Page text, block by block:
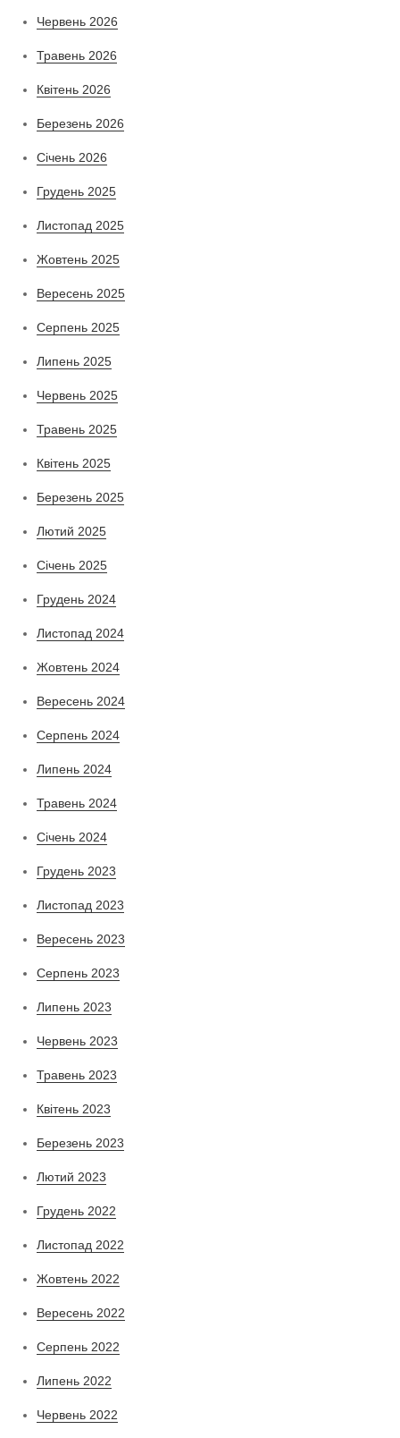
Червень 2026
Травень 2026
Квітень 2026
Березень 2026
Січень 2026
Грудень 2025
Листопад 2025
Жовтень 2025
Вересень 2025
Серпень 2025
Липень 2025
Червень 2025
Травень 2025
Квітень 2025
Березень 2025
Лютий 2025
Січень 2025
Грудень 2024
Листопад 2024
Жовтень 2024
Вересень 2024
Серпень 2024
Липень 2024
Травень 2024
Січень 2024
Грудень 2023
Листопад 2023
Вересень 2023
Серпень 2023
Липень 2023
Червень 2023
Травень 2023
Квітень 2023
Березень 2023
Лютий 2023
Грудень 2022
Листопад 2022
Жовтень 2022
Вересень 2022
Серпень 2022
Липень 2022
Червень 2022